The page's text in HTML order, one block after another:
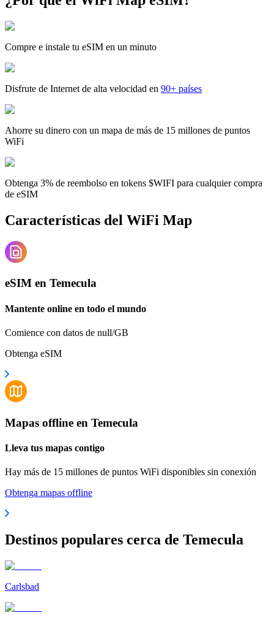
Compre e instale tu eSIM en un minuto
Disfrute de Internet de alta velocidad en 90+ países
Ahorre su dinero con un mapa de más de 15 millones de puntos
WiFi
Obtenga 3% de reembolso en tokens $WIFI para cualquier compra
de eSIM
Características del WiFi Map
eSIM en Temecula
Mantente online en todo el mundo
Comience con datos de null/GB
Obtenga eSIM
Mapas offline en Temecula
Lleva tus mapas contigo
Hay más de 15 millones de puntos WiFi disponibles sin conexión
Obtenga mapas offline
Destinos populares cerca de Temecula
Carlsbad